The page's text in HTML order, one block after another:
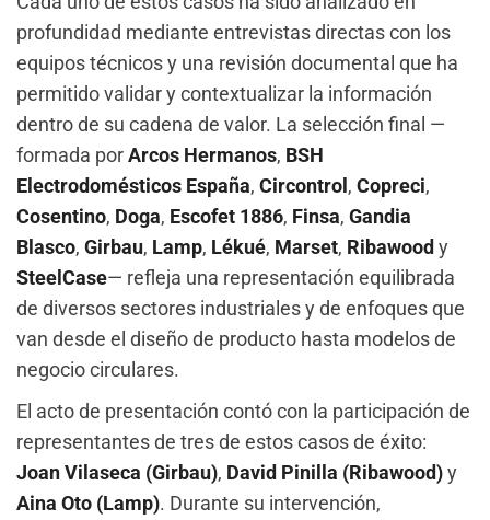
profundidad mediante entrevistas directas con los
equipos técnicos y una revisión documental que ha
permitido validar y contextualizar la información
dentro de su cadena de valor. La selección final —
formada porArcos Hermanos, BSH
Electrodomésticos España, Circontrol, Copreci,
Cosentino, Doga, Escofet 1886, Finsa, Gandia
Blasco, Girbau, Lamp, Lékué, Marset, Ribawoody
SteelCase— refleja una representación equilibrada
de diversos sectores industriales y de enfoques que
van desde el diseño de producto hasta modelos de
negocio circulares.
El acto de presentación contó con la participación de
representantes de tres de estos casos de éxito:
Joan Vilaseca (Girbau), David Pinilla (Ribawood)y
Aina Oto (Lamp). Durante su intervención,